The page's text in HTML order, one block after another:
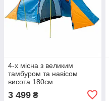
4-х місна з великим
тамбуром та навісом
висота 180см
3 499 ₴